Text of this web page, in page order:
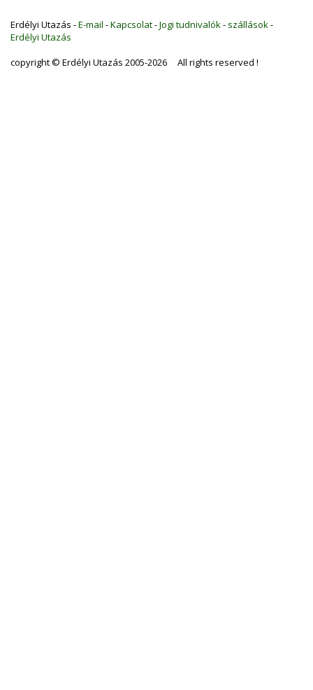
Erdélyi Utazás -E-mail -Kapcsolat-Jogi tudnivalók - szállások -
Erdélyi Utazás
copyright © Erdélyi Utazás 2005-2026 All rights reserved !